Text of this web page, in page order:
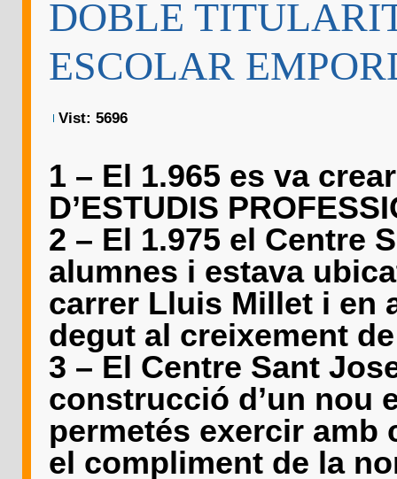
DOBLE
ESCOLAR
Vist: 5696
1 – El 1.965 es va
D’ESTUDIS
2 – El 1.975 el Centre
alumnes i estava
carrer Lluis Millet i en
degut al creixement
3 – El Centre Sant
construcció d’un nou
permetés exercir amb
el compliment de la